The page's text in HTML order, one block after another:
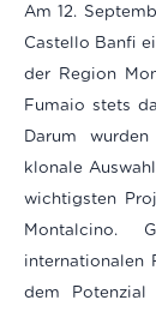
Am 12.
Castello Banfi
der Region
Fumaio stets
Darum
klonale
wichtigsten
Montalcino.
internationalen
dem